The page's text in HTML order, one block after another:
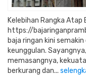
Kelebihan Rangka Atap
https://
baja ringan kini
keunggulan.
memasangnya,
berkurang dan...